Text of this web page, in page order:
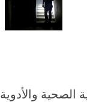
الصحية والأدوية